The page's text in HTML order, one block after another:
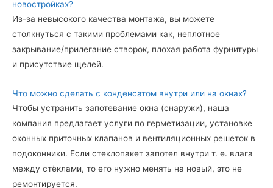
новостройках?
Из-за невысокого качества монтажа, вы можете
столкнуться с такими проблемами как, неплотное
закрывание/прилегание створок, плохая работа фурнитуры
и присутствие щелей.
Что можно сделать с конденсатом внутри или на окнах?
Чтобы устранить запотевание окна (снаружи), наша
компания предлагает услуги по герметизации, установке
оконных приточных клапанов и вентиляционных решеток в
подоконники. Если стеклопакет запотел внутри т. е. влага
между стёклами, то его нужно менять на новый, это не
ремонтируется.